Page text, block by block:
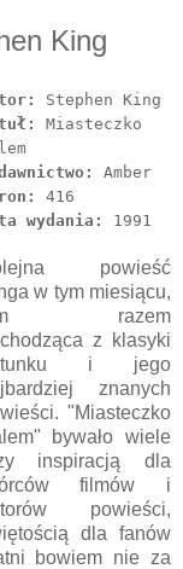
King
Stephen King
Miasteczko
Amber
416
wydania:
1991
powieść
w tym miesiącu,
razem
z klasyki
i jego
znanych
"Miasteczko
bywało wiele
inspiracją dla
filmów i
powieści,
dla fanów
bowiem nie za